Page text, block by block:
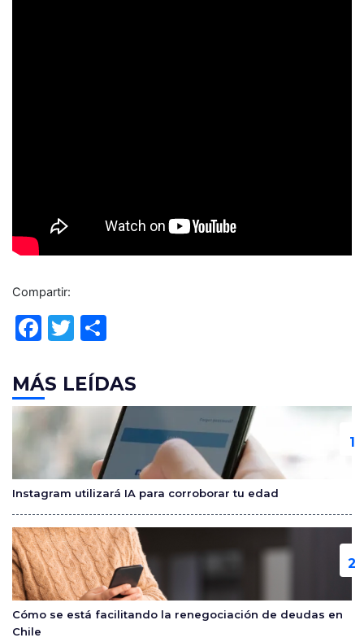
Compartir:
F
c
e
b
o
o
k
T
itt
er
m
p
ar
tir
MÁS LEÍDAS
Instagram utilizará IA para corroborar tu edad
Cómo se está facilitando la renegociación de deudas en
Chile